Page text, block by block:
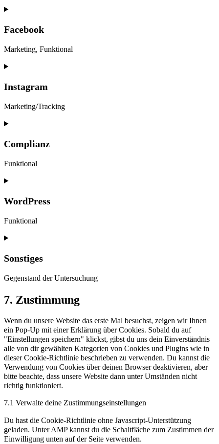
Facebook
Marketing, Funktional
Instagram
Marketing/Tracking
Complianz
Funktional
WordPress
Funktional
Sonstiges
Gegenstand der Untersuchung
7. Zustimmung
Wenn du unsere Website das erste Mal besuchst, zeigen wir Ihnen
ein Pop-Up mit einer Erklärung über Cookies. Sobald du auf
"Einstellungen speichern" klickst, gibst du uns dein Einverständnis
alle von dir gewählten Kategorien von Cookies und Plugins wie in
dieser Cookie-Richtlinie beschrieben zu verwenden. Du kannst die
Verwendung von Cookies über deinen Browser deaktivieren, aber
bitte beachte, dass unsere Website dann unter Umständen nicht
richtig funktioniert.
7.1 Verwalte deine Zustimmungseinstellungen
Du hast die Cookie-Richtlinie ohne Javascript-Unterstützung
geladen. Unter AMP kannst du die Schaltfläche zum Zustimmen der
Einwilligung unten auf der Seite verwenden.